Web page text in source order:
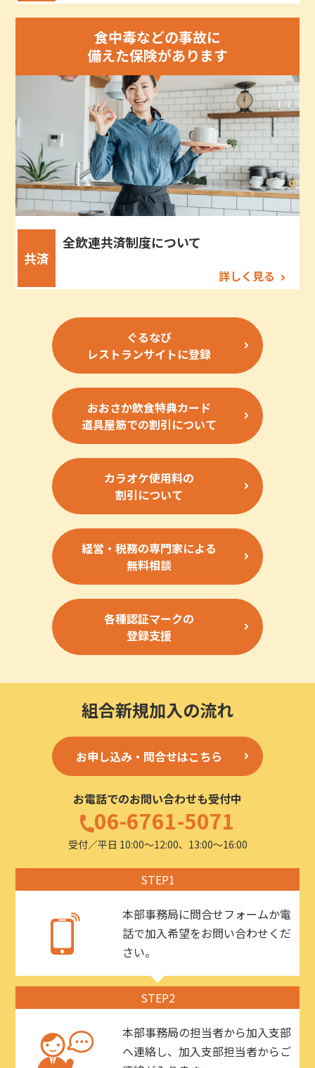
食中毒などの事故に
備えた保険があります
共済
全飲連共済制度について
詳しく見る
ぐるなび
レストランサイトに登録
おおさか飲食特典カード
道具屋筋での割引について
カラオケ使用料の
割引について
経営・税務の専門家による
無料相談
各種認証マークの
登録支援
組合新規加入の流れ
お申し込み・問合せはこちら
お電話でのお問い合わせも受付中
06-6761-5071
受付／平日 10:00〜12:00、13:00〜16:00
STEP1
本部事務局に問合せフォームか電
話で加入希望をお問い合わせくだ
さい。
STEP2
本部事務局の担当者から加入支部
へ連絡し、加入支部担当者からご